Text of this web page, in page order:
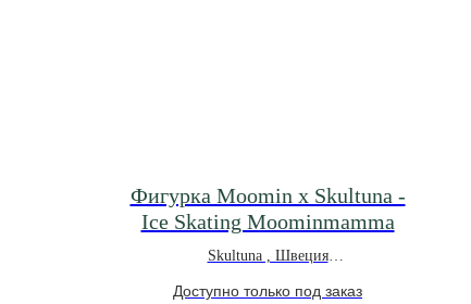
Фигурка Moomin x Skultuna -
Ice Skating Moominmamma
Skultuna , Швеция